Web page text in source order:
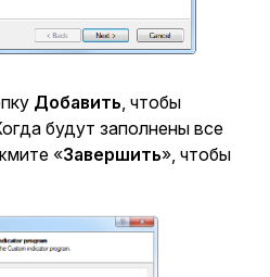
Добавить , чтобы
будут заполнены все
«Завершить», чтобы